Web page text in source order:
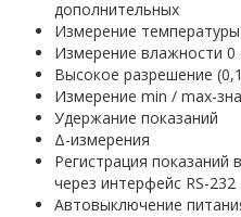
дополнительных
Измерение
Измерение влажности 0
Высокое разрешение
Измерение min / max-
Удержание показаний
Δ-измерения
Регистрация
через интерфейс RS-232
Автовыключение